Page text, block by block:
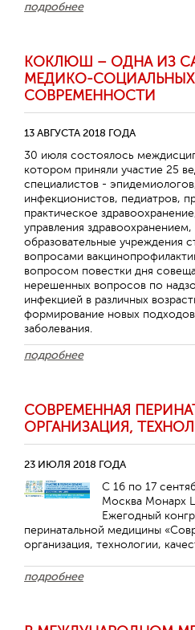
подробнее
КОКЛЮШ – ОДНА ИЗ
МЕДИКО-
СОВРЕМЕННОСТИ
13 АВГУСТА 2018 ГОДА
30 июля состоялось
котором приняли участие 25
специалистов -
инфекционистов, педиатров,
практическое
управления
образовательные учреждения
вопросами
вопросом повестки дня
нерешенных вопросов по
инфекцией в различных
формирование новых
заболевания.
подробнее
СОВРЕМЕННАЯ
ОРГАНИЗАЦИЯ,
23 ИЮЛЯ 2018 ГОДА
С 16 по 17
Москва Монарх
Ежегодный
перинатальной медицины
организация, технологии,
подробнее